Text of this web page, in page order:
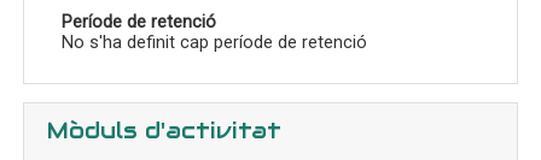
Període de retenció
No s'ha definit cap període de retenció
Mòduls d'activitat